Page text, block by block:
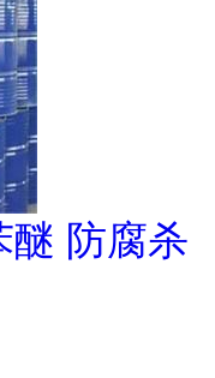
醚 防腐杀